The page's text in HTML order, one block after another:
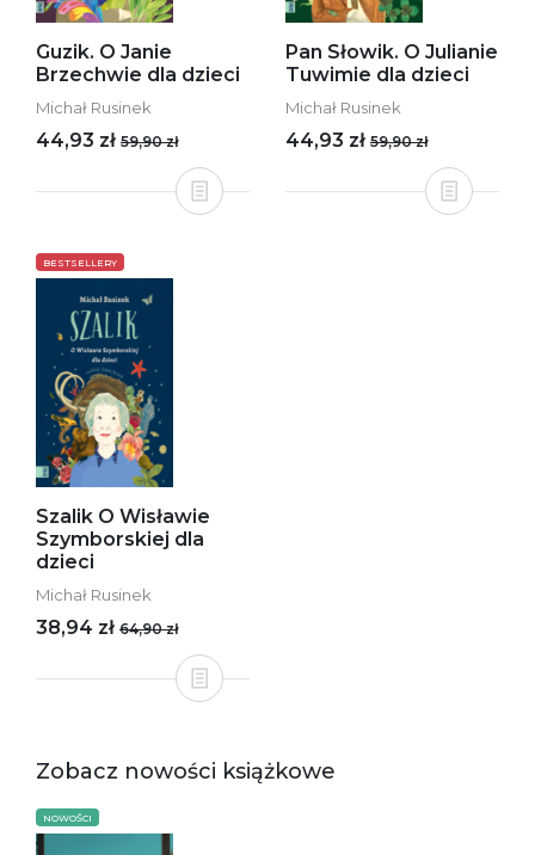
Guzik. O Janie
Brzechwie dla dzieci
Michał Rusinek
44,93 zł 59,90 zł
Pan Słowik. O Julianie
Tuwimie dla dzieci
Michał Rusinek
44,93 zł 59,90 zł
BESTSELLERY
Szalik O Wisławie
Szymborskiej dla
dzieci
Michał Rusinek
38,94 zł 64,90 zł
Zobacz nowości książkowe
NOWOŚCI